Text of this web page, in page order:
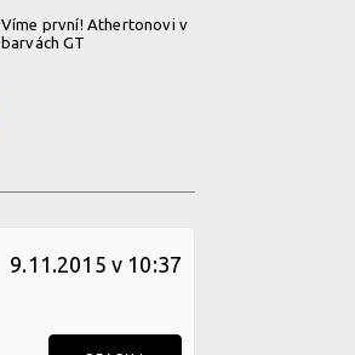
Víme první! Athertonovi v
barvách GT
9.11.2015 v 10:37